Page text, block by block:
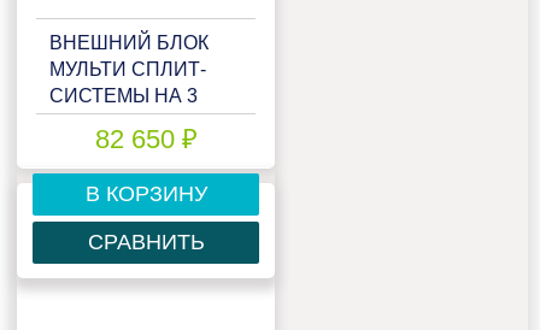
ВНЕШНИЙ БЛОК
МУЛЬТИ СПЛИТ-
СИСТЕМЫ НА 3
MULTI MATCH LAC-
27AIM-OUT
82 650 ₽
В КОРЗИНУ
СРАВНИТЬ